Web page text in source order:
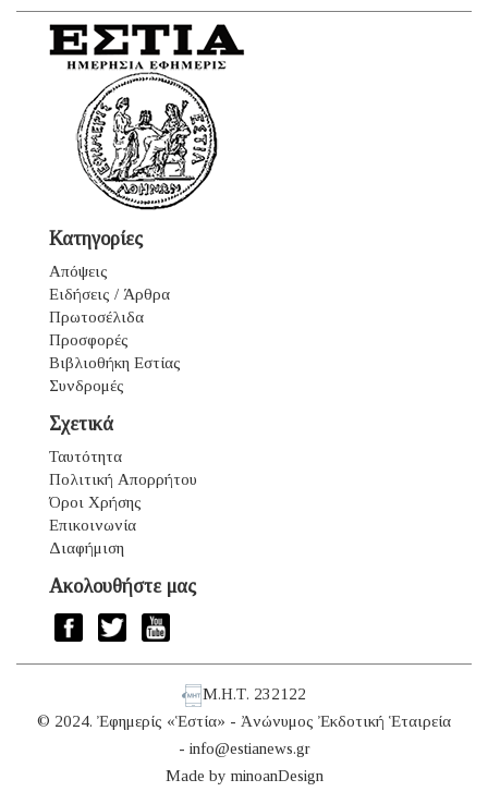
Κατηγορίες
Απόψεις
Ειδήσεις / Άρθρα
Πρωτοσέλιδα
Προσφορές
Βιβλιοθήκη Εστίας
Συνδρομές
Σχετικά
Ταυτότητα
Πολιτική Απορρήτου
Όροι Χρήσης
Επικοινωνία
Διαφήμιση
Ακολουθήστε μας
Μ.Η.Τ. 232122
© 2024. Ἐφημερίς «Ἑστία» - Ἀνώνυμος Ἐκδοτική Ἑταιρεία
- info@estianews.gr
Made by minoanDesign